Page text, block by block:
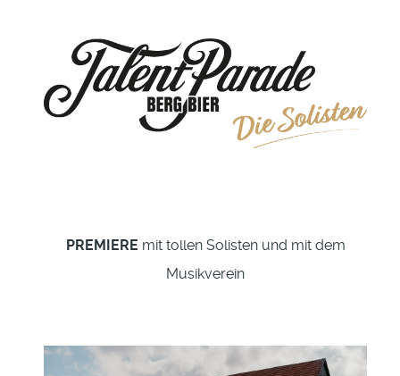
PREMIERE mit tollen Solisten und mit dem
Musikverein